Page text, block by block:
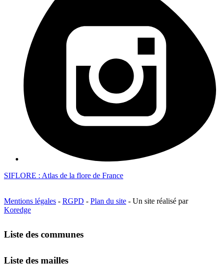
SIFLORE : Atlas de la flore de France
Mentions légales - RGPD - Plan du site - Un site réalisé par
Koredge
Liste des communes
Liste des mailles